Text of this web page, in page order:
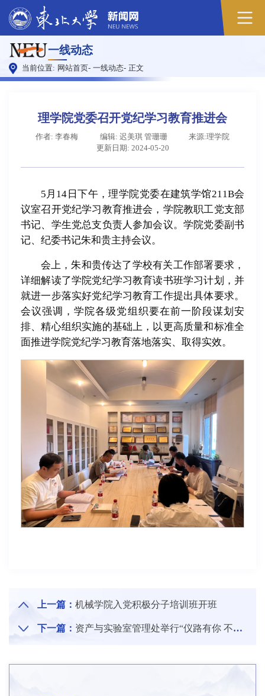
一线动态
当前位置: 网站首页- 一线动态- 正文
理学院党委召开党纪学习教育推进会
作者: 李春梅 编辑: 迟美琪 管珊珊
来源:理学院
更新日期: 2024-05-20
5月14日下午，理学院党委在建筑学馆211B会
议室召开党纪学习教育推进会，学院教职工党支部
书记、学生党总支负责人参加会议。学院党委副书
记、纪委书记朱和贵主持会议。
会上，朱和贵传达了学校有关工作部署要求，
详细解读了学院党纪学习教育读书班学习计划，并
就进一步落实好党纪学习教育工作提出具体要求。
会议强调，学院各级党组织要在前一阶段谋划安
排、精心组织实施的基础上，以更高质量和标准全
面推进学院党纪学习教育落地落实、取得实效。
上一篇： 机械学院入党积极分子培训班开班
下一篇： 资产与实验室管理处举行“仪路有你 不见不散”大仪共享文化周活动
原